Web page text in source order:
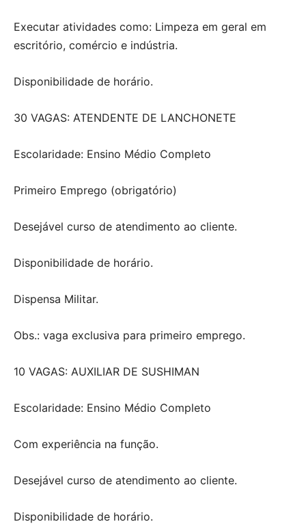
Executar atividades como: Limpeza em geral em
escritório, comércio e indústria.
Disponibilidade de horário.
30 VAGAS: ATENDENTE DE LANCHONETE
Escolaridade: Ensino Médio Completo
Primeiro Emprego (obrigatório)
Desejável curso de atendimento ao cliente.
Disponibilidade de horário.
Dispensa Militar.
Obs.: vaga exclusiva para primeiro emprego.
10 VAGAS: AUXILIAR DE SUSHIMAN
Escolaridade: Ensino Médio Completo
Com experiência na função.
Desejável curso de atendimento ao cliente.
Disponibilidade de horário.